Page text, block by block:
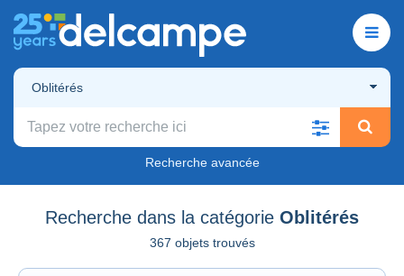
Oblitérés
Recherche avancée
Recherche dans la catégorie Oblitérés
367 objets trouvés